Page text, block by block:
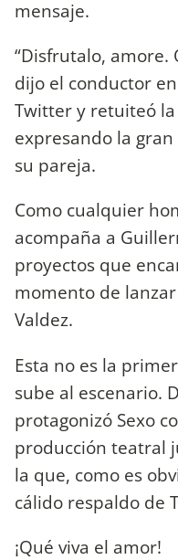
mensaje.
“Disfrutalo, amore.
dijo el conductor
Twitter y retuiteó
expresando la
su pareja.
Como cualquier
acompaña a
proyectos que
momento de
Valdez.
Esta no es la
sube al escenario.
protagonizó Sexo
producción teatral
la que, como es
cálido respaldo de
¡Qué viva el amor!